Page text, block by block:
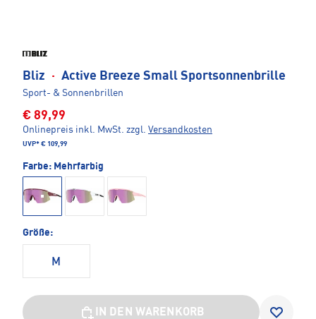
Bliz · Active Breeze Small Sportsonnenbrille
Sport- & Sonnenbrillen
€ 89,99
Onlinepreis inkl. MwSt. zzgl. Versandkosten
UVP* € 109,99
Farbe: Mehrfarbig
Größe:
M
IN DEN WARENKORB